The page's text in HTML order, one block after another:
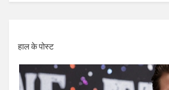
हाल के पोस्ट